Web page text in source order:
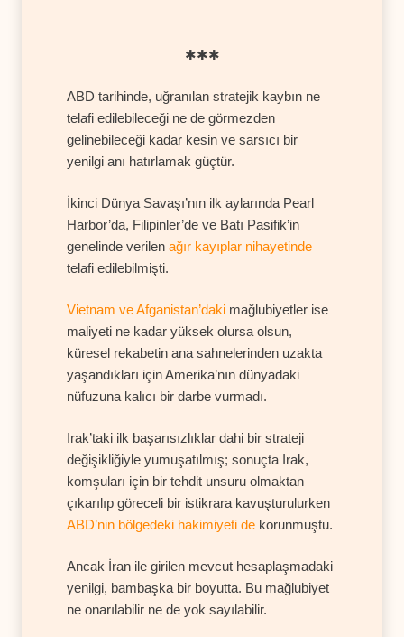
✱✱✱
ABD tarihinde, uğranılan stratejik kaybın ne
telafi edilebileceği ne de görmezden
gelinebileceği kadar kesin ve sarsıcı bir
yenilgi anı hatırlamak güçtür.
İkinci Dünya Savaşı’nın ilk aylarında Pearl
Harbor’da, Filipinler’de ve Batı Pasifik’in
genelinde verilen ağır kayıplar nihayetinde
telafi edilebilmişti.
Vietnam ve Afganistan’daki mağlubiyetler ise
maliyeti ne kadar yüksek olursa olsun,
küresel rekabetin ana sahnelerinden uzakta
yaşandıkları için Amerika’nın dünyadaki
nüfuzuna kalıcı bir darbe vurmadı.
Irak’taki ilk başarısızlıklar dahi bir strateji
değişikliğiyle yumuşatılmış; sonuçta Irak,
komşuları için bir tehdit unsuru olmaktan
çıkarılıp göreceli bir istikrara kavuşturulurken
ABD’nin bölgedeki hakimiyeti de korunmuştu.
Ancak İran ile girilen mevcut hesaplaşmadaki
yenilgi, bambaşka bir boyutta. Bu mağlubiyet
ne onarılabilir ne de yok sayılabilir.